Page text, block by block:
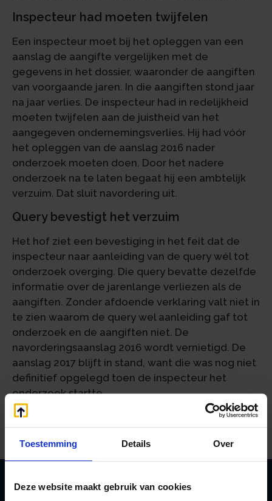
Toestemming Details Over
Deze website maakt gebruik van cookies
Inspecteur had moeten twijfelen
Een inspecteur moet bij het opleggen van een
aanslag de aangifte vergelijken met de
gegevens in het dossier, waaronder de aangiften
van voorgaande jaren. In die aangiften stond jaar
na jaar verlies. De inspecteur had in redelijkheid
moeten twijfelen aan de juistheid van het
aangegeven ondernemingsverlies. Hij had vóór
het opleggen van de aanslag 2016 nader
onderzoek moeten doen. Door het nadere
onderzoek na te laten begaat hij een ambtelijk
verzuim. Dat sluit navordering uit.
Query bevestigt het verzuim
Het hof ziet een bevestiging in het feit dat de
inspecteur naar aanleiding van de query wél tot
onderzoek overging. Die query bevatte dezelfde
informatie over de jarenlange verliezen als de
aangiften. Zonder afdoende verklaring valt niet in
te zien waarom de query wel aanleiding gaf tot
onderzoek en de aangiften niet. De
navorderingsaanslag 2016 wordt vernietigd. De
aanslag 2017 blijft in stand, want die was nog niet
definitief opgelegd toen de inspecteur het
onderzoek startte.
Bron:Gerechtshof Arnhem-Leeuwarden | jurisprudentie |
ECLI:NL:GHARL:2026:2734 | 20-04-2026